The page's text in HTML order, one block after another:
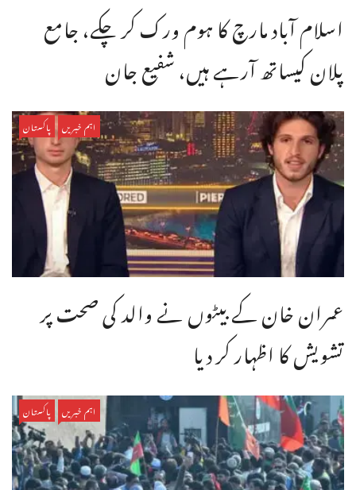
اسلام آباد مارچ کا ہوم ورک کر چکے، جامع
پلان کیساتھ آرہے ہیں، شفیع جان
اہم خبریں پاکستان
عمران خان کے بیٹوں نے والد کی صحت پر
تشویش کا اظہار کر دیا
اہم خبریں پاکستان